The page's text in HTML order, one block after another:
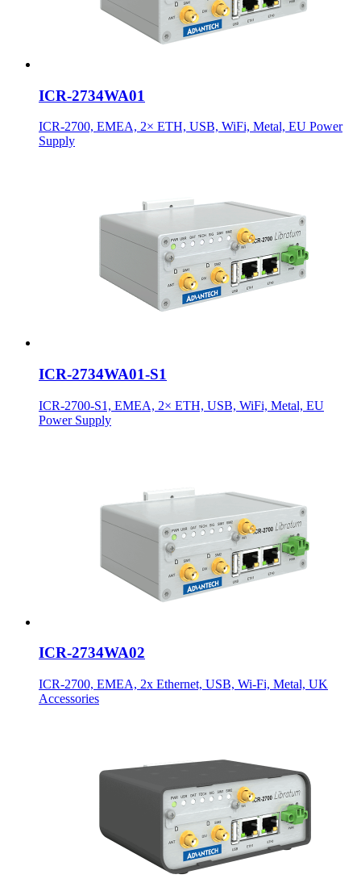
ICR-2734WA01
ICR-2700, EMEA, 2× ETH, USB, WiFi, Metal, EU Power
Supply
ICR-2734WA01-S1
ICR-2700-S1, EMEA, 2× ETH, USB, WiFi, Metal, EU
Power Supply
ICR-2734WA02
ICR-2700, EMEA, 2x Ethernet, USB, Wi-Fi, Metal, UK
Accessories